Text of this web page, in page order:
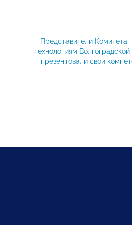
Представители
технологиям
презентовали свои